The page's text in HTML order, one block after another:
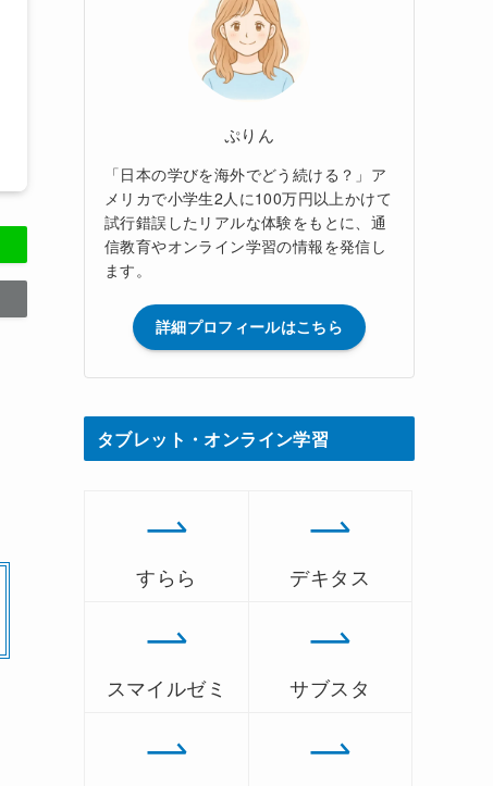
ぷりん
「日本の学びを海外でどう続ける？」ア
メリカで小学生2人に100万円以上かけて
試行錯誤したリアルな体験をもとに、通
信教育やオンライン学習の情報を発信し
ます。
詳細プロフィールはこちら
タブレット・オンライン学習
すらら デキタス
スマイルゼミ サブスタ